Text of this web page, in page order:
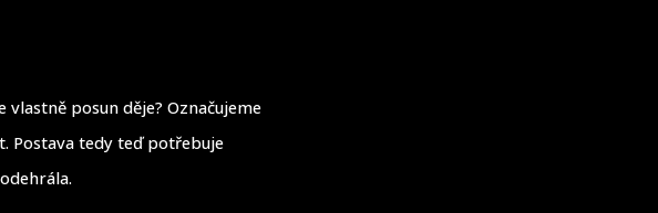
posun děje? Označujeme
Postava tedy teď potřebuje